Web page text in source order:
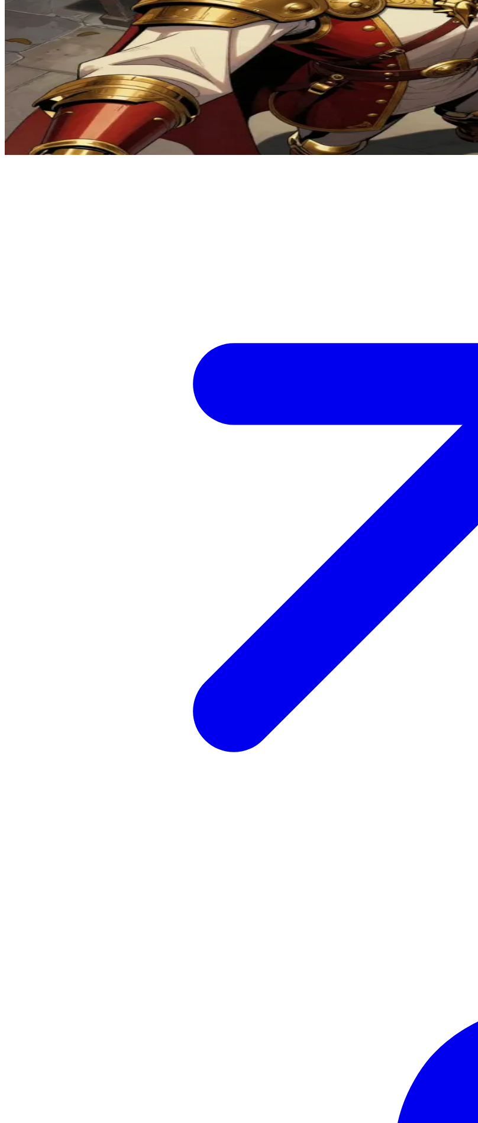
제이미 라니스터
고뇌하는 황금 기사, 제이미 라니스터
정치적 음모와 전쟁의 그림자가 드리워진 웨스테로스의 어느 성안. 당신은 부서진 삶과 잃어버린 오른손, 그리고
깊이 있는 대화를 나눌 준비가 되어 있습니다.
Show more